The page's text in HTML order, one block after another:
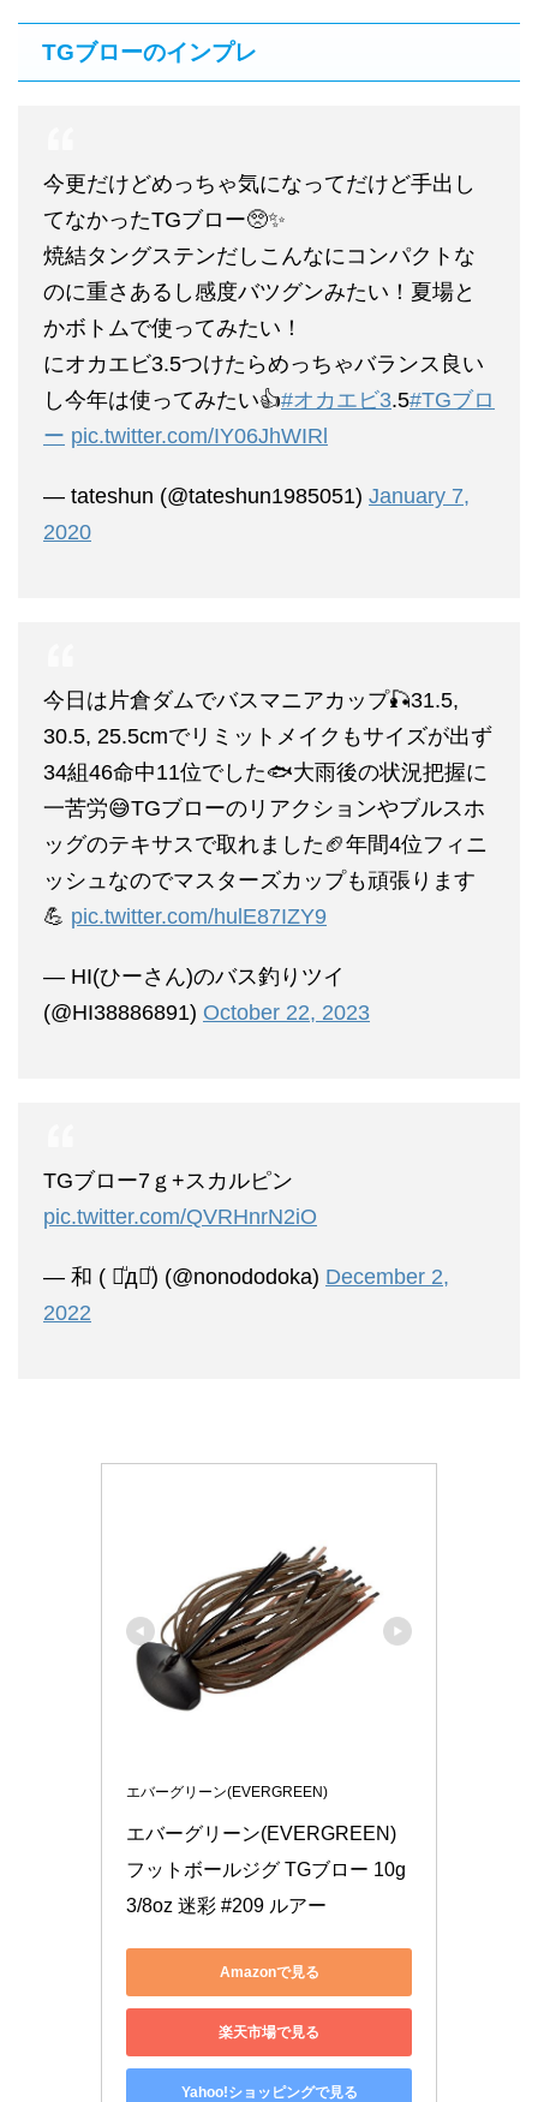
TGブローのインプレ
今更だけどめっちゃ気になってだけど手出し
てなかったTGブロー🥺✨
焼結タングステンだしこんなにコンパクトな
のに重さあるし感度バツグンみたい！夏場と
かボトムで使ってみたい！
にオカエビ3.5つけたらめっちゃバランス良い
し今年は使ってみたい👍#オカエビ3.5#TGブロ
ー pic.twitter.com/IY06JhWIRl
— tateshun (@tateshun1985051) January 7,
2020
今日は片倉ダムでバスマニアカップ🎣31.5,
30.5, 25.5cmでリミットメイクもサイズが出ず
34組46命中11位でした🐟️大雨後の状況把握に
一苦労😅TGブローのリアクションやブルスホ
ッグのテキサスで取れました🏈年間4位フィニ
ッシュなのでマスターズカップも頑張ります
💪 pic.twitter.com/hulE87IZY9
— HI(ひーさん)のバス釣りツイ
(@HI38886891) October 22, 2023
TGブロー7ｇ+スカルピン
pic.twitter.com/QVRHnrN2iO
— 和 ( ꒪ͧд꒪ͧ) (@nonododoka) December 2,
2022
エバーグリーン(EVERGREEN)
エバーグリーン(EVERGREEN)
フットボールジグ TGブロー 10g
3/8oz 迷彩 #209 ルアー
Amazonで見る
楽天市場で見る
Yahoo!ショッピングで見る